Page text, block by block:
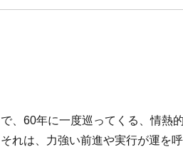
、60年に一度巡ってくる、情熱
れは、力強い前進や実行が運を